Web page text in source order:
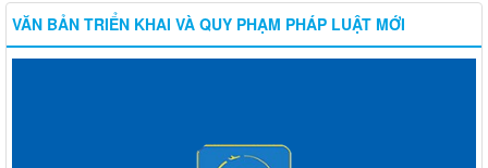
VĂN BẢN TRIỂN KHAI VÀ QUY PHẠM PHÁP LUẬT MỚI